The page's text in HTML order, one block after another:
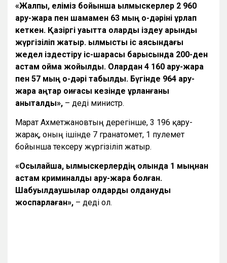
«Жалпы, еліміз бойынша қылмыскерлер 2 960
қару-жарақ пен шамамен 63 мың оқ-дәріні ұрлап
кеткен. Қазіргі уақытта оларды іздеу қарқынды
жүргізіліп жатыр. қылмыстық іс аясындағы
жедел іздестіру іс-шарасы барысында 200-ден
астам қойма жойылды. Олардан 4 160 қару-жарақ
пен 57 мың оқ-дәрі табылды. Бүгінде 964 қару-
жарақ қаңтар оқиғасы кезінде ұрланғаны
анықталды», – деді министр.
Марат Ахметжановтың дерегінше, 3 196 қару-
жарақ, оның ішінде 7 гранатомет, 1 пулемет
бойынша тексеру жүргізіліп жатыр.
«Осылайша, қылмыскерлердің қолында 1 мыңнан
астам криминалдық қару-жарақ болған.
Шабуылдаушылар олдарды қолдануды
жоспарлаған», – деді ол.